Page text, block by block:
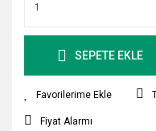
SEPETE EKLE
Fiyat Alarmı